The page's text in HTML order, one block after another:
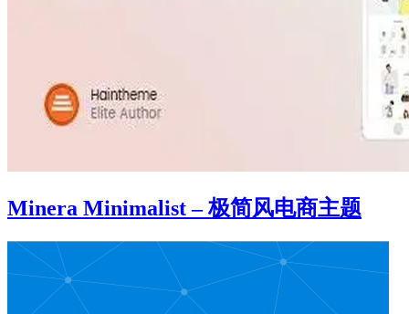
Minera Minimalist – 极简风电商主题